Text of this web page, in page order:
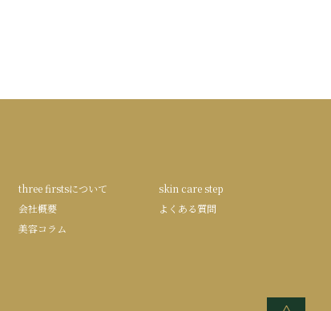
three firstsについて
skin care step
会社概要
よくある質問
美容コラム